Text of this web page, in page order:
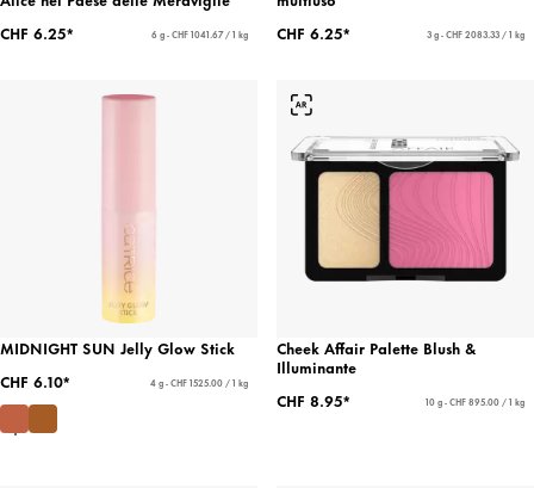
CHF 6.25*
6 g - CHF 1041.67 / 1 kg
CHF 6.25*
3 g - CHF 2083.33 / 1 kg
MIDNIGHT SUN Jelly Glow Stick
CHF 6.10*
4 g - CHF 1525.00 / 1 kg
Cheek Affair Palette Blush &
Illuminante
CHF 8.95*
10 g - CHF 895.00 / 1 kg